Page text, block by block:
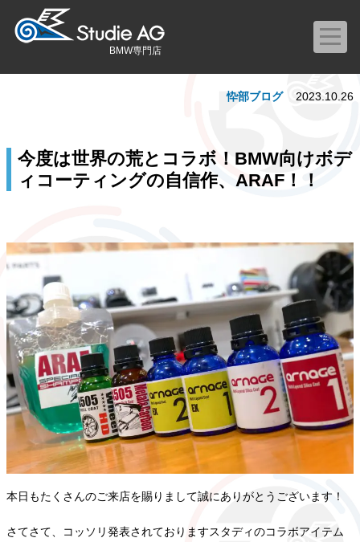
BMW専門店
今度は世界の荒とコラボ！BMW向けボデ
ィコーティングの自信作、ARAF！！
忰部ブログ 2023.10.26
本日もたくさんのご来店を賜りまして誠にありがとうございます！
さてさて、コッソリ発表されておりますスタディのコラボアイテム